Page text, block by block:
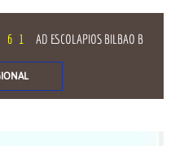
6 : 1 AD ESCOLAPIOS BILBAO B